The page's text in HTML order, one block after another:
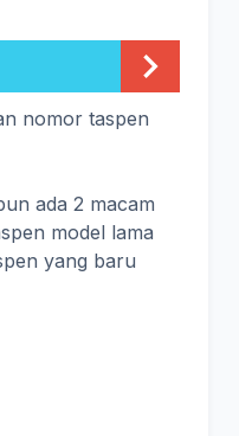
nomor taspen
ada 2 macam
model lama
yang baru